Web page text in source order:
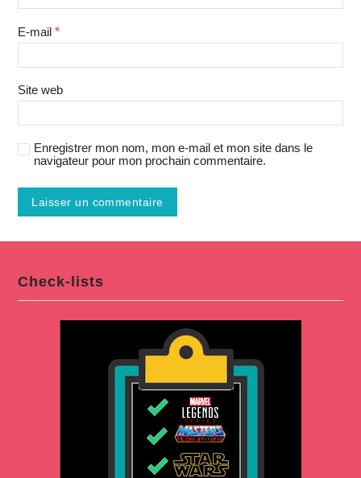
E-mail *
Site web
Enregistrer mon nom, mon e-mail et mon site dans le
navigateur pour mon prochain commentaire.
Check-lists